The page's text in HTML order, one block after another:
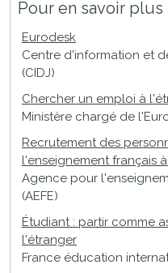
Pour en savoir plus
Eurodesk
Centre d'information et
(CIDJ)
Chercher un emploi à
Ministère chargé de
Recrutement des
l'enseignement français
Agence pour
(AEFE)
Étudiant : partir comme
l'étranger
France éducation